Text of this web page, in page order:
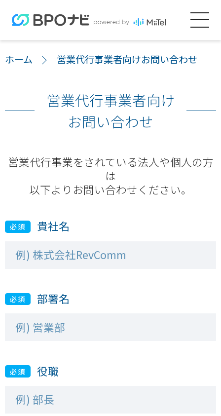
ホーム 営業代行事業者向けお問い合わせ
営業代行事業者向け
お問い合わせ
営業代行事業をされている法人や個人の方
は
以下よりお問い合わせください。
必須 貴社名
必須 部署名
必須 役職